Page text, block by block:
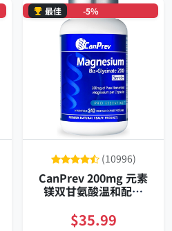
-5%
最佳
(10996)
CanPrev 200mg 元素
镁双甘氨酸温和配方
$35.99